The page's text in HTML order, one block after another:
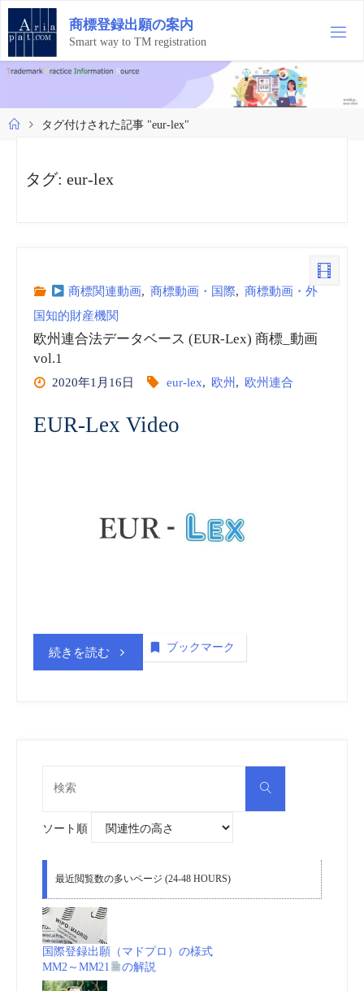
コ
テ
ン
ツ
ス
キ
商標登録出願の案内
Smart way to TM registration
ホ
タグ付けされた記事 "eur-lex"
タグ:eur-lex
商標関連動画, 商標動画・国際, 商標動画・外
国知的財産機関
欧州連合法データベース (EUR-Lex) 商標_動画
vol.1
2020年1月16日 eur-lex, 欧州 , 欧州連合
EUR-Lex Video
続きを読む“欧
デ
ー
ベ
ブックマーク
検
ソート順
最近閲覧数の多いページ (24-48 HOURS)
国際登録出願（マドプロ）の様式
MM2～MM21
の解説